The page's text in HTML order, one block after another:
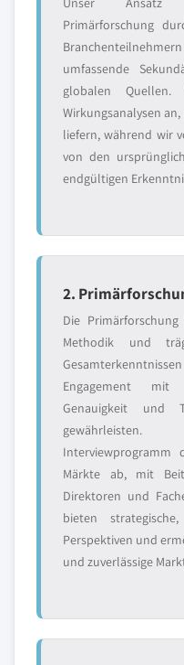
Primärforschung
umfassende
globalen
Wirkungsanalysen
liefern, während wir
von den
endgültigen
2.
Die
Methodik und
Engagement mit
Genauigkeit
Märkte ab, mit
Direktoren und
bieten
Perspektiven und
und zuverlässige